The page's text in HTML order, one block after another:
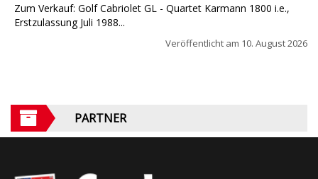
Zum Verkauf: Golf Cabriolet GL - Quartet Karmann 1800 i.e.,
Erstzulassung Juli 1988...
Veröffentlicht am 10. August 2026
PARTNER